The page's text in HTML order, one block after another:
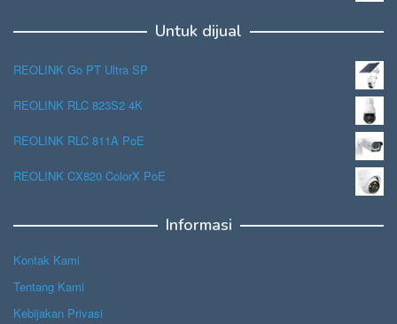
Untuk dijual
REOLINK Go PT Ultra SP
REOLINK RLC 823S2 4K
REOLINK RLC 811A PoE
REOLINK CX820 ColorX PoE
Informasi
Kontak Kami
Tentang Kami
Kebijakan Privasi